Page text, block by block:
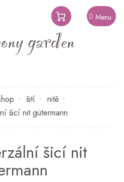
NÁKUPNÍ
KOŠÍK
šití
nitě
šicí nit gütermann
šicí nit